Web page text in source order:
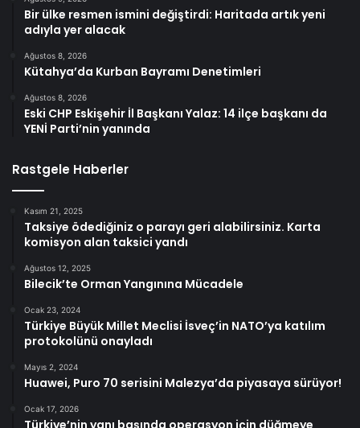
Bir ülke resmen ismini değiştirdi: Haritada artık yeni
adıyla yer alacak
Ağustos 8, 2026
Kütahya’da Kurban Bayramı Denetimleri
Ağustos 8, 2026
Eski CHP Eskişehir İl Başkanı Yalaz: 14 ilçe başkanı da
YENİ Parti’nin yanında
Rastgele Haberler
Kasım 21, 2025
Taksiye ödediğiniz o parayı geri alabilirsiniz. Karta
komisyon alan taksici yandı
Ağustos 12, 2025
Bilecik’te Orman Yangınına Mücadele
Ocak 23, 2024
Türkiye Büyük Millet Meclisi İsveç’in NATO’ya katılım
protokolünü onayladı
Mayıs 2, 2024
Huawei, Puro 70 serisini Malezya’da piyasaya sürüyor!
Ocak 17, 2026